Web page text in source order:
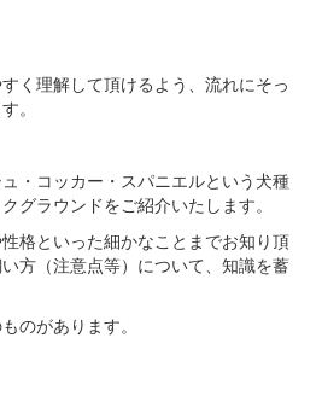
く理解して頂けるよう、流れにそっ
。
・コッカー・スパニエルという犬種
グラウンドをご紹介いたします。
格といった細かなことまでお知り頂
方（注意点等）について、知識を蓄
のがあります。